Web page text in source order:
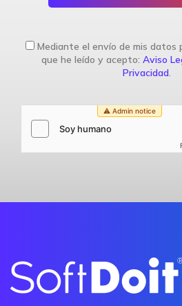
Mediante el envío de mis datos
que he leído y acepto: Aviso
Privacidad.